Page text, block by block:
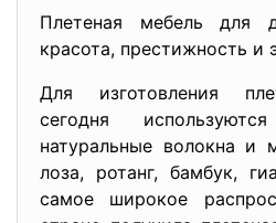
Плетеная мебель для
красота, престижность и
Для изготовления
сегодня
натуральные волокна и
лоза, ротанг, бамбук,
самое широкое